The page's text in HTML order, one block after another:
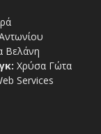
Βελάνη
Χρύσα Γώτα
Services